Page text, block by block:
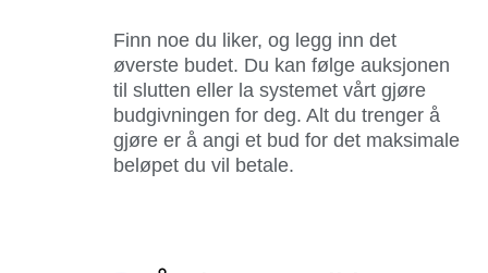
Finn noe du liker, og legg inn det
øverste budet. Du kan følge auksjonen
til slutten eller la systemet vårt gjøre
budgivningen for deg. Alt du trenger å
gjøre er å angi et bud for det maksimale
beløpet du vil betale.